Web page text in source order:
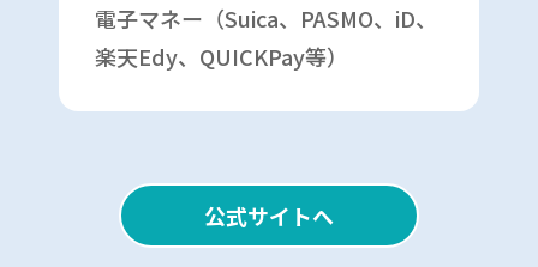
電子マネー（Suica、PASMO、iD、
楽天Edy、QUICKPay等）
公式サイトへ